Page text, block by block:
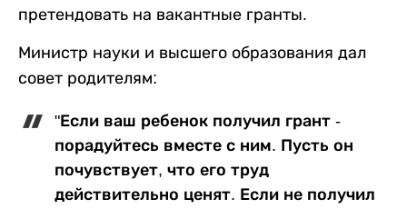
претендовать на вакантные гранты.
Министр науки и высшего образования дал
совет родителям:
"Если ваш ребенок получил грант -
порадуйтесь вместе с ним. Пусть он
почувствует, что его труд
действительно ценят. Если не получил